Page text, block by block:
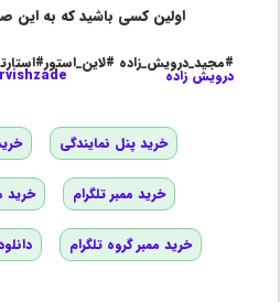
اولین کسی باشید که به این
#مجید_درویش_زاده
درویش زاده
خرید پنل نمایندگی
خرید ممبر تلگرام خرید
خرید ممبر گروه تلگرام